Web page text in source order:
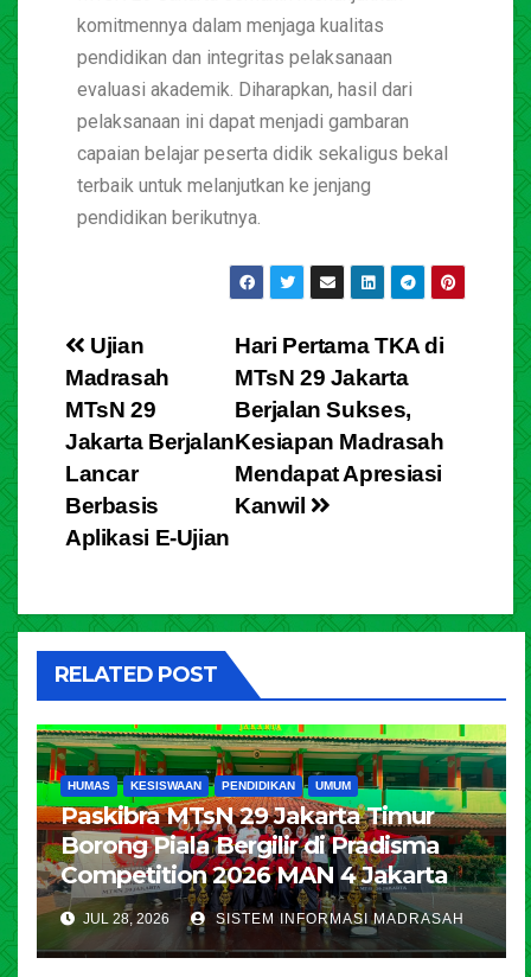
komitmennya dalam menjaga kualitas
pendidikan dan integritas pelaksanaan
evaluasi akademik. Diharapkan, hasil dari
pelaksanaan ini dapat menjadi gambaran
capaian belajar peserta didik sekaligus bekal
terbaik untuk melanjutkan ke jenjang
pendidikan berikutnya.
Hari Pertama TKA di
MTsN 29 Jakarta
Berjalan Sukses,
Kesiapan Madrasah
Mendapat Apresiasi
Kanwil
Ujian
Madrasah
MTsN 29
Jakarta Berjalan
Lancar
Berbasis
Aplikasi E-Ujian
RELATED POST
HUMAS KESISWAAN PENDIDIKAN UMUM
Paskibra MTsN 29 Jakarta Timur
Borong Piala Bergilir di Pradisma
Competition 2026 MAN 4 Jakarta
JUL 28, 2026 SISTEM INFORMASI MADRASAH